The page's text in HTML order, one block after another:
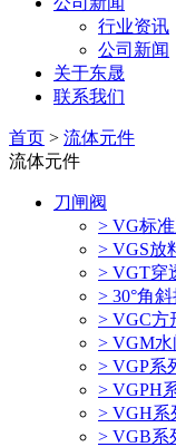
行业资讯
公司新闻
关于东晟
联系我们
首页 > 流体元件
流体元件
刀闸阀
> VG标
> VGS放
> VGT穿
> 30°角
> VGC方
> VGM水
> VGP系
> VGPH
> VGH系
> VGB系